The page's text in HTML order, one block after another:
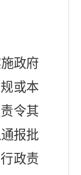
政府
或本
令其
报批
政责